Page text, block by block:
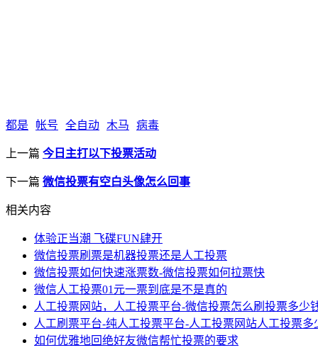
都是 帐号 全自动 木马 病毒
上一篇 今日主打以下投票活动
下一篇 微信投票有空白头像怎么回事
相关内容
体验正当潮 飞碟FUN肆开
微信投票刷票是机器投票还是人工投票
微信投票如何快速涨票数-微信投票如何拉票快
微信人工投票01元一票到底是不是真的
人工投票网站，人工投票平台-微信投票怎么刷投票多少
人工刷票平台-纯人工投票平台-人工投票网站人工投票多
如何优雅地回绝好友微信帮忙投票的要求